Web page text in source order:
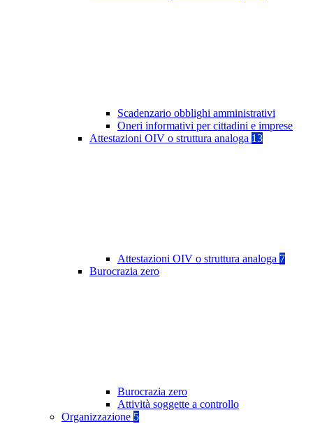
Scadenzario obblighi amministrativi
Oneri informativi per cittadini e imprese
Attestazioni OIV o struttura analoga 13
Attestazioni OIV o struttura analoga 7
Burocrazia zero
Burocrazia zero
Attività soggette a controllo
Organizzazione 5